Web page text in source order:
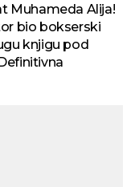
Muhameda Alija!
bio bokserski
knjigu pod